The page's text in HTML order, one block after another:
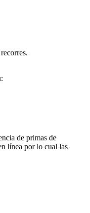
de primas de
línea por lo cual las